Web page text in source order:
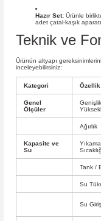
Hazır Set: Ürünle
adet çatal-kaşık
Teknik ve
Ürünün altyapı
inceleyebilirsiniz:
Kategori Özellik
Genel
Ölçüler
Ağırlık
Kapasite ve
Su
Tank /
Su
Su